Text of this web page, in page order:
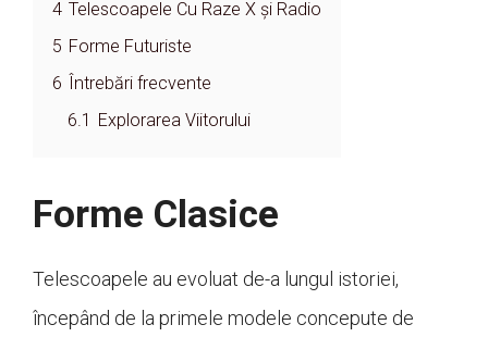
4 Telescoapele Cu Raze X și Radio
5 Forme Futuriste
6 Întrebări frecvente
6.1 Explorarea Viitorului
Forme Clasice
Telescoapele au evoluat de-a lungul istoriei,
începând de la primele modele concepute de